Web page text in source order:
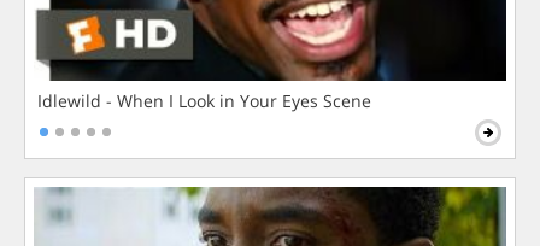
Idlewild - When I Look in Your Eyes Scene